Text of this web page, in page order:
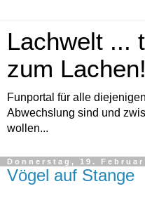
Lachwelt ...
zum Lachen!
Funportal für alle
Abwechslung sind und
wollen...
Donnerstag, 19. Februar
Vögel auf Stange